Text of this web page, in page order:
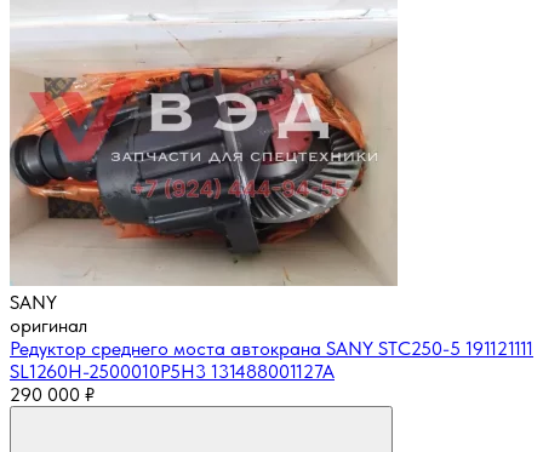
SANY
оригинал
Редуктор среднего моста автокрана SANY STC250-5 191121111
SL1260H-2500010P5H3 131488001127A
290 000 ₽